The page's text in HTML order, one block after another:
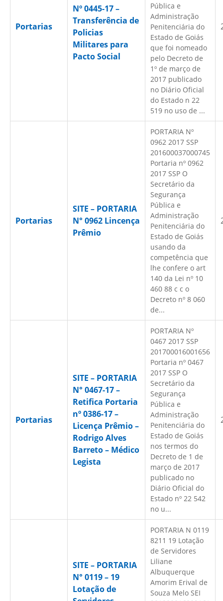
Portarias
Nº 0445-17 –
Transferência de
Policias
Militares para
Pacto Social
Pública e
Administração
Penitenciária do
Estado de Goiás
que foi nomeado
pelo Decreto de
1º de março de
2017 publicado
no Diário Oficial
do Estado n 22
519 no uso de ...
Portarias
SITE – PORTARIA
N° 0962 Lincença
Prêmio
PORTARIA Nº
0962 2017 SSP
201600037000745
Portaria nº 0962
2017 SSP O
Secretário da
Segurança
Pública e
Administração
Penitenciária do
Estado de Goiás
usando da
competência que
lhe confere o art
140 da Lei nº 10
460 88 c c o
Decreto nº 8 060
de...
Portarias
SITE – PORTARIA
N° 0467-17 –
Retifica Portaria
nº 0386-17 –
Licença Prêmio –
Rodrigo Alves
Barreto – Médico
Legista
PORTARIA Nº
0467 2017 SSP
201700016001656
Portaria nº 0467
2017 SSP O
Secretário da
Segurança
Pública e
Administração
Penitenciária do
Estado de Goiás
nos termos do
Decreto de 1 de
março de 2017
publicado no
Diário Oficial do
Estado nº 22 542
no u...
SITE – PORTARIA
N° 0119 – 19
Lotação de
PORTARIA N 0119
8211 19 Lotação
de Servidores
Liliane
Albuquerque
Amorim Erival de
Souza Melo SEI